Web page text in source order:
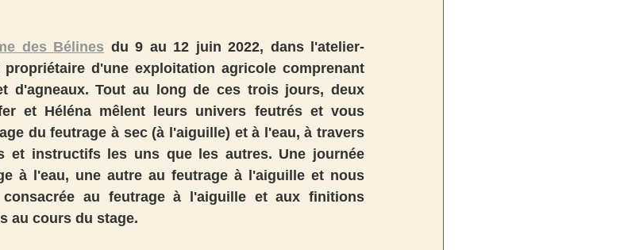
des Bélines du 9 au 12 juin 2022, dans l'atelier-
d'une exploitation agricole comprenant
d'agneaux. Tout au long de ces trois jours, deux
et Héléna mêlent leurs univers feutrés et vous
du feutrage à sec (à l'aiguille) et à l'eau, à travers
et instructifs les uns que les autres. Une journée
à l'eau, une autre au feutrage à l'aiguille et nous
au feutrage à l'aiguille et aux finitions
au cours du stage.